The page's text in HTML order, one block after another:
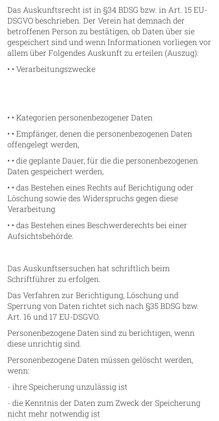
Das Auskunftsrecht ist in §34 BDSG bzw. in Art. 15 EU-
DSGVO beschrieben. Der Verein hat demnach der
betroffenen Person zu bestätigen, ob Daten über sie
gespeichert sind und wenn Informationen vorliegen vor
allem über Folgendes Auskunft zu erteilen (Auszug):
• • Verarbeitungszwecke
• • Kategorien personenbezogener Daten
• • Empfänger, denen die personenbezogenen Daten
offengelegt werden,
• • die geplante Dauer, für die die personenbezogenen
Daten gespeichert werden,
• • das Bestehen eines Rechts auf Berichtigung oder
Löschung sowie des Widerspruchs gegen diese
Verarbeitung
• • das Bestehen eines Beschwerderechts bei einer
Aufsichtsbehörde.
Das Auskunftsersuchen hat schriftlich beim
Schriftführer zu erfolgen.
Das Verfahren zur Berichtigung, Löschung und
Sperrung von Daten richtet sich nach §35 BDSG bzw.
Art. 16 und 17 EU-DSGVO.
Personenbezogene Daten sind zu berichtigen, wenn
diese unrichtig sind.
Personenbezogene Daten müssen gelöscht werden,
wenn:
- ihre Speicherung unzulässig ist
- die Kenntnis der Daten zum Zweck der Speicherung
nicht mehr notwendig ist